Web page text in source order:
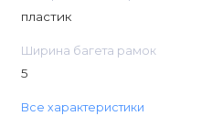
пластик
Ширина багета рамок
5
Все характеристики